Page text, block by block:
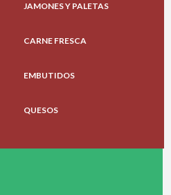
JAMONES Y PALETAS
CARNE FRESCA
EMBUTIDOS
QUESOS